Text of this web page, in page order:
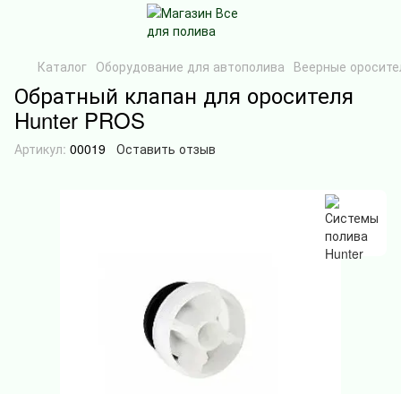
Каталог Оборудование для автополива Веерные
Обратный клапан для оросителя
Hunter PROS
Артикул: 00019 Оставить отзыв